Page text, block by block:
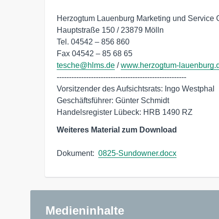
Herzogtum Lauenburg Marketing und Service
Hauptstraße 150 / 23879 Mölln
Tel. 04542 – 856 860
tesche@hlms.de / www.herzogtum-
-----------------------------------------------------
Vorsitzender des Aufsichtsrats: Ingo Westphal
Geschäftsführer: Günter Schmidt
Handelsregister Lübeck: HRB 1490 RZ
Weiteres Material zum Download
Dokument: 0825-Sundowner.docx
Medieninhalte